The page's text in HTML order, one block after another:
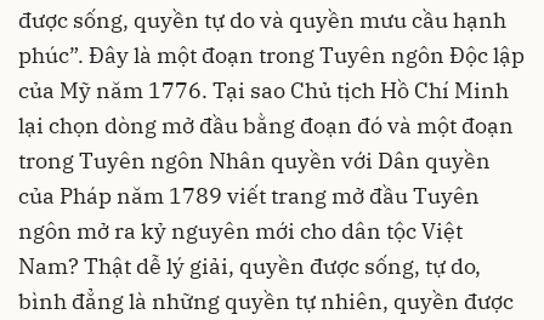
được sống, quyền tự do và quyền mưu cầu hạnh
phúc”. Đây là một đoạn trong Tuyên ngôn Độc lập
của Mỹ năm 1776. Tại sao Chủ tịch Hồ Chí Minh
lại chọn dòng mở đầu bằng đoạn đó và một đoạn
trong Tuyên ngôn Nhân quyền với Dân quyền
của Pháp năm 1789 viết trang mở đầu Tuyên
ngôn mở ra kỷ nguyên mới cho dân tộc Việt
Nam? Thật dễ lý giải, quyền được sống, tự do,
bình đẳng là những quyền tự nhiên, quyền được